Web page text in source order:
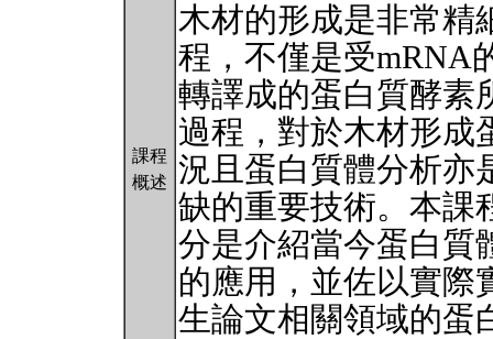
課程
概述
木材的形成是非常精
程，不僅是受mRNA
轉譯成的蛋白質酵素
過程，對於木材形成
況且蛋白質體分析亦
缺的重要技術。本課
分是介紹當今蛋白質
的應用，並佐以實際
生論文相關領域的蛋